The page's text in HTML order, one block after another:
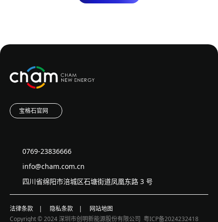
宝格石官网
0769-23836666
info@cham.com.cn
四川省绵阳市涪城区石塘街道凤凰东路 3 号
Copyright © 2024 深圳市创明新能源股份有限公司 粤ICP备2024232418
法律条款 | 隐私条款 | 网站地图